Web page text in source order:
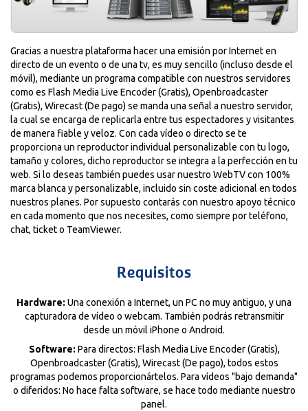
Gracias a nuestra plataforma hacer una emisión por Internet en
directo de un evento o de una tv, es muy sencillo (incluso desde el
móvil), mediante un programa compatible con nuestros servidores
como es Flash Media Live Encoder (Gratis), Openbroadcaster
(Gratis), Wirecast (De pago) se manda una señal a nuestro servidor,
la cual se encarga de replicarla entre tus espectadores y visitantes
de manera fiable y veloz. Con cada vídeo o directo se te
proporciona un reproductor individual personalizable con tu logo,
tamaño y colores, dicho reproductor se integra a la perfección en tu
web. Si lo deseas también puedes usar nuestro WebTV con 100%
marca blanca y personalizable, incluido sin coste adicional en todos
nuestros planes. Por supuesto contarás con nuestro apoyo técnico
en cada momento que nos necesites, como siempre por teléfono,
chat, ticket o TeamViewer.
Requisitos
Hardware: Una conexión a Internet, un PC no muy antiguo, y una
capturadora de vídeo o webcam. También podrás retransmitir
desde un móvil iPhone o Android.
Software: Para directos: Flash Media Live Encoder (Gratis),
Openbroadcaster (Gratis), Wirecast (De pago), todos estos
programas podemos proporcionártelos. Para vídeos "bajo demanda"
o diferidos: No hace falta software, se hace todo mediante nuestro
panel.